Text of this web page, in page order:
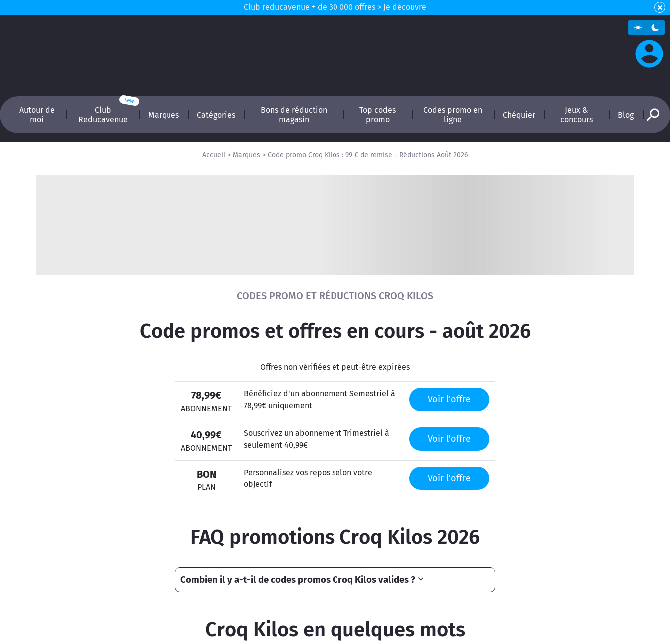
Club reducavenue + de 30 000 offres > Je découvre
Autour de
moi
Club
Reducavenue
Marques Catégories
Bons de réduction
magasin
Top codes
promo
Codes promo en
ligne
Chéquier
Jeux &
concours
Blog
Réinitialiser la recherche
Accueil > Marques > Code promo Croq Kilos : 99 € de remise - Réductions Août 2026
CODES PROMO ET RÉDUCTIONS CROQ KILOS
Code promos et offres en cours - août 2026
Offres non vérifiées et peut-être expirées
78,99€
ABONNEMENT
Bénéficiez d'un abonnement Semestriel à
78,99€ uniquement
Voir l'offre
40,99€
ABONNEMENT
Souscrivez un abonnement Trimestriel à
seulement 40,99€
Voir l'offre
BON
PLAN
Personnalisez vos repos selon votre
objectif
Voir l'offre
FAQ promotions Croq Kilos 2026
Combien il y a-t-il de codes promos Croq Kilos valides ?
Croq Kilos en quelques mots